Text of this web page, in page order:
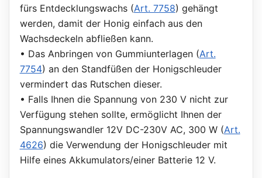
fürs Entdecklungswachs (Art. 7758) gehängt
werden, damit der Honig einfach aus den
Wachsdeckeln abfließen kann.
• Das Anbringen von Gummiunterlagen (Art.
7754) an den Standfüßen der Honigschleuder
vermindert das Rutschen dieser.
• Falls Ihnen die Spannung von 230 V nicht zur
Verfügung stehen sollte, ermöglicht Ihnen der
Spannungswandler 12V DC-230V AC, 300 W (Art.
4626) die Verwendung der Honigschleuder mit
Hilfe eines Akkumulators/einer Batterie 12 V.